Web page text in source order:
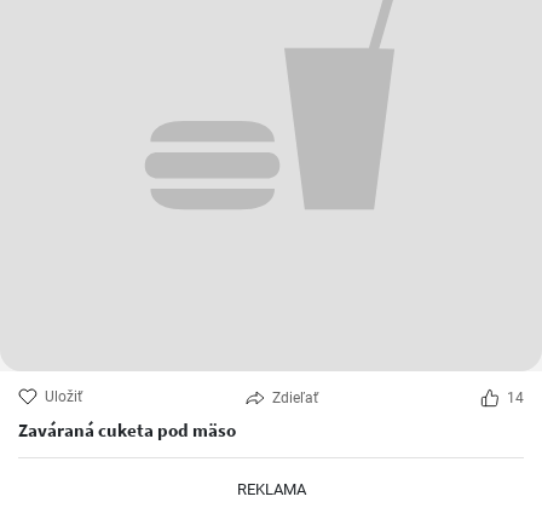
Uložiť Zdieľať 14
Zaváraná cuketa pod mäso
REKLAMA